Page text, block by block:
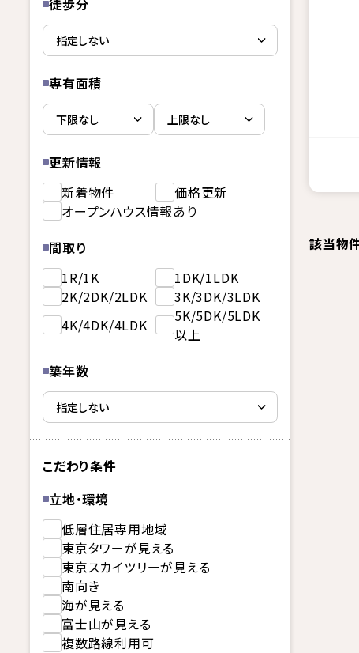
徒歩分
専有面積
更新情報
新着物件
価格更新
オープンハウス情報あり
間取り
1R/1K
1DK/1LDK
2K/2DK/2LDK
3K/3DK/3LDK
4K/4DK/4LDK
5K/5DK/5LDK
以上
築年数
こだわり条件
立地・環境
低層住居専用地域
東京タワーが見える
東京スカイツリーが見える
南向き
海が見える
富士山が見える
複数路線利用可
該当物